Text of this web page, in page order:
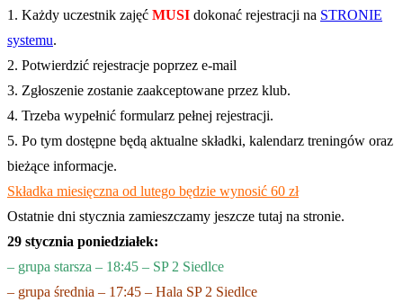
1. Każdy uczestnik zajęć MUSI dokonać rejestracji na STRONIE
systemu.
2. Potwierdzić rejestracje poprzez e-mail
3. Zgłoszenie zostanie zaakceptowane przez klub.
4. Trzeba wypełnić formularz pełnej rejestracji.
5. Po tym dostępne będą aktualne składki, kalendarz treningów oraz
bieżące informacje.
Składka miesięczna od lutego będzie wynosić 60 zł
Ostatnie dni stycznia zamieszczamy jeszcze tutaj na stronie.
29 stycznia poniedziałek:
– grupa starsza – 18:45 – SP 2 Siedlce
– grupa średnia – 17:45 – Hala SP 2 Siedlce